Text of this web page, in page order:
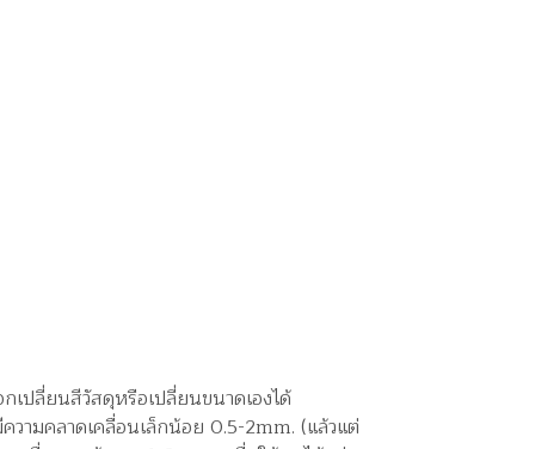
เปลี่ยนสีวัสดุหรือเปลี่ยนขนาดเองได้
ามคลาดเคลื่อนเล็กน้อย 0.5-2mm. (แล้วแต่